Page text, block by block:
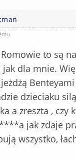
to są
dla mnie.
dzieciaku
a zreszta , czy
jak zdaje
wszystko,